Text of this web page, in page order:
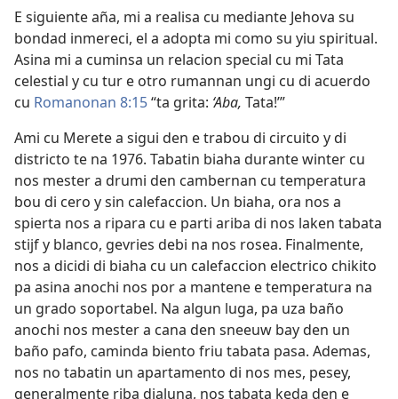
E siguiente aña, mi a realisa cu mediante Jehova su
bondad inmereci, el a adopta mi como su yiu spiritual.
Asina mi a cuminsa un relacion special cu mi Tata
celestial y cu tur e otro rumannan ungi cu di acuerdo
cu Romanonan 8:15“ta grita: ‘Aba, Tata!’”
Ami cu Merete a sigui den e trabou di circuito y di
districto te na 1976. Tabatin biaha durante winter cu
nos mester a drumi den cambernan cu temperatura
bou di cero y sin calefaccion. Un biaha, ora nos a
spierta nos a ripara cu e parti ariba di nos laken tabata
stijf y blanco, gevries debi na nos rosea. Finalmente,
nos a dicidi di biaha cu un calefaccion electrico chikito
pa asina anochi nos por a mantene e temperatura na
un grado soportabel. Na algun luga, pa uza baño
anochi nos mester a cana den sneeuw bay den un
baño pafo, caminda biento friu tabata pasa. Ademas,
nos no tabatin un apartamento di nos mes, pesey,
generalmente riba dialuna, nos tabata keda den e